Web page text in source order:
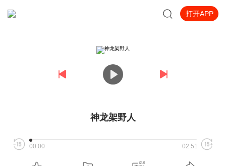
打开APP
神龙架野人
00:00 02:51